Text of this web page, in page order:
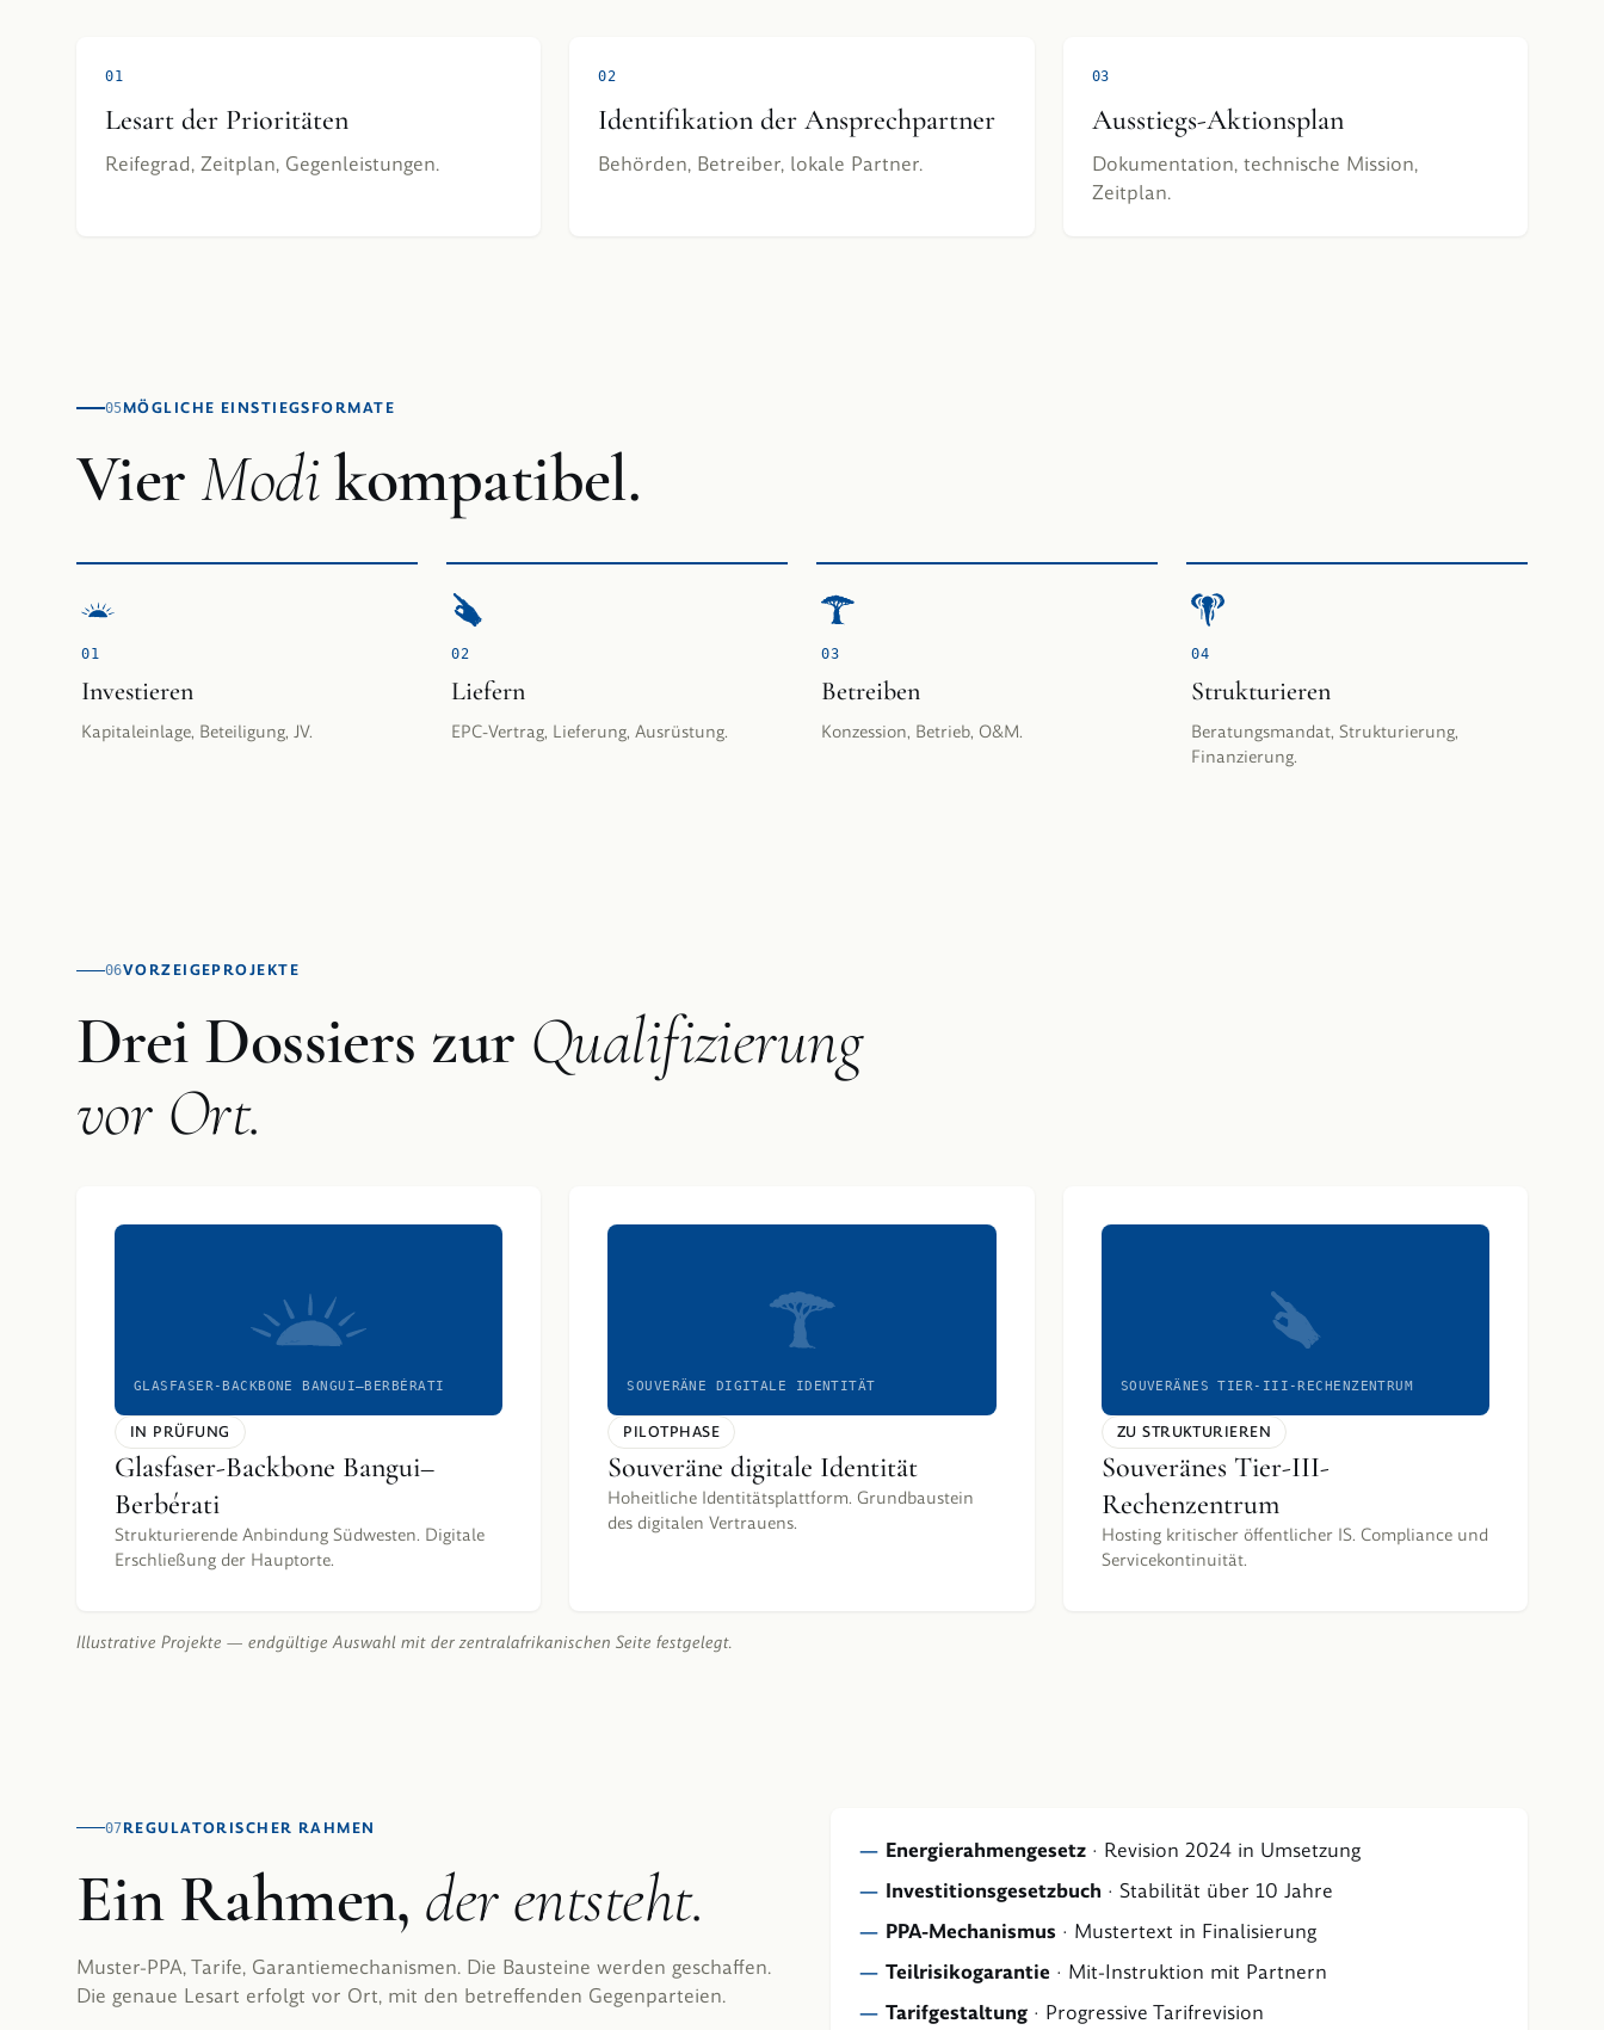
01
Lesart der Prioritäten
Reifegrad, Zeitplan, Gegenleistungen.
02
Identifikation der Ansprechpartner
Behörden, Betreiber, lokale Partner.
03
Ausstiegs-Aktionsplan
Dokumentation, technische Mission,
Zeitplan.
05MÖGLICHE EINSTIEGSFORMATE
Vier Modikompatibel.
01
Investieren
Kapitaleinlage, Beteiligung, JV.
02
Liefern
EPC-Vertrag, Lieferung, Ausrüstung.
03
Betreiben
Konzession, Betrieb, O&M.
04
Strukturieren
Beratungsmandat, Strukturierung,
Finanzierung.
06VORZEIGEPROJEKTE
Drei Dossiers zur Qualifizierung
vor Ort.
GLASFASER-BACKBONE BANGUI–BERBÉRATI
IN PRÜFUNG
Glasfaser-Backbone Bangui–
Berbérati
Strukturierende Anbindung Südwesten. Digitale
Erschließung der Hauptorte.
SOUVERÄNE DIGITALE IDENTITÄT
PILOTPHASE
Souveräne digitale Identität
Hoheitliche Identitätsplattform. Grundbaustein
des digitalen Vertrauens.
SOUVERÄNES TIER-III-RECHENZENTRUM
ZU STRUKTURIEREN
Souveränes Tier-III-
Rechenzentrum
Hosting kritischer öffentlicher IS. Compliance und
Servicekontinuität.
Illustrative Projekte — endgültige Auswahl mit der zentralafrikanischen Seite festgelegt.
07REGULATORISCHER RAHMEN
Ein Rahmen, der entsteht.
Muster-PPA, Tarife, Garantiemechanismen. Die Bausteine werden geschaffen.
Die genaue Lesart erfolgt vor Ort, mit den betreffenden Gegenparteien.
Energierahmengesetz · Revision 2024 in Umsetzung
Investitionsgesetzbuch · Stabilität über 10 Jahre
PPA-Mechanismus · Mustertext in Finalisierung
Teilrisikogarantie · Mit-Instruktion mit Partnern
Tarifgestaltung · Progressive Tarifrevision